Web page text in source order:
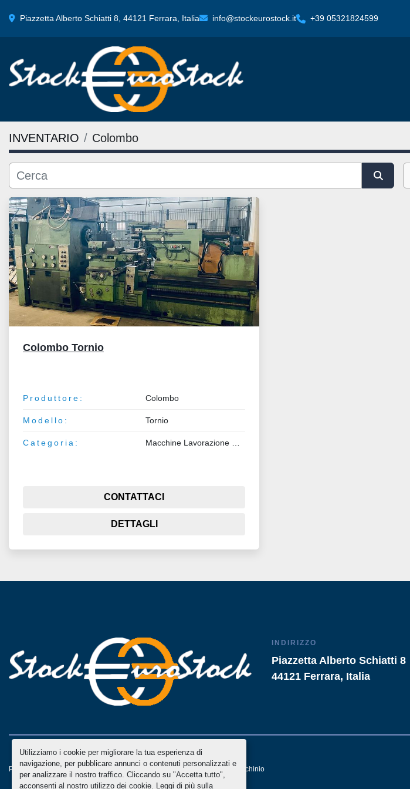
Utilizziamo i cookie per migliorare la tua esperienza di
navigazione, per pubblicare annunci o contenuti personalizzati e
per analizzare il nostro traffico. Cliccando su "Accetta tutto",
acconsenti al nostro utilizzo dei cookie. Leggi di più sulla
Piazzetta Alberto Schiatti 8, 44121 Ferrara, Italia info@stockeurostock.it +39 05321824599
INVENTARIO Colombo
Colombo Tornio
Produttore: Colombo
Modello: Tornio
Categoria:
CONTATTACI
DETTAGLI
INDIRIZZO
Piazzetta Alberto Schiatti 8
44121 Ferrara, Italia
Personalizza le preferenze sui Cookies Machinio Systemsito web diMachinio